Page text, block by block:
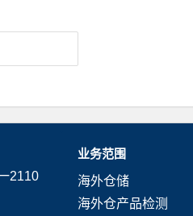
2110
业务范围
海外仓储
海外仓产品检测